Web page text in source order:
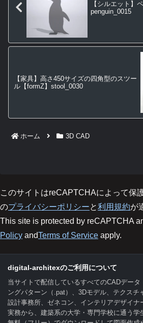
【シルエット】
penguin_0015
【家具】高さ450サイズの四角型のスツー
ル【formZ】stool_0030
ホーム 3D CAD
このサイトはreCAPTCHAによって保
のプライバシーポリシーと利用規約が
This site is protected by reCAPTCHA
Policy andTerms of Service apply.
digital-architexのご利用について
当サイトで配信しているすべてのCADデー
ングパターン（.pat）、3Dモデル、テクスチ
設計事務所、ゼネコン、インテリアデザイナ
実務から、建築系の大学・専門学校に通う学